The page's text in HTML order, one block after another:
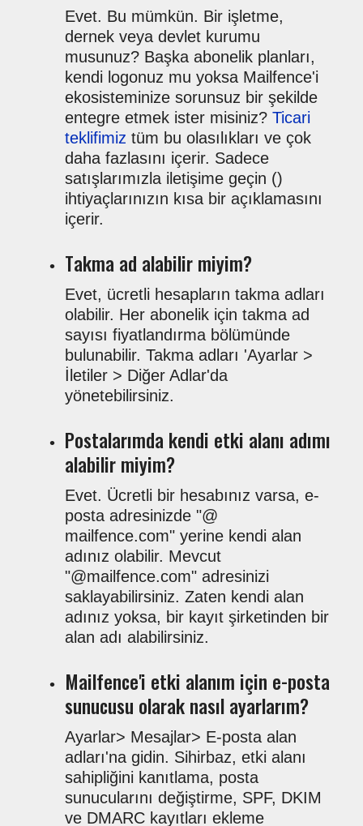
Evet. Bu mümkün. Bir işletme,
dernek veya devlet kurumu
musunuz? Başka abonelik planları,
kendi logonuz mu yoksa Mailfence'i
ekosisteminize sorunsuz bir şekilde
entegre etmek ister misiniz? Ticari
teklifimiz tüm bu olasılıkları ve çok
daha fazlasını içerir. Sadece
satışlarımızla iletişime geçin ()
ihtiyaçlarınızın kısa bir açıklamasını
içerir.
Takma ad alabilir miyim?
Evet, ücretli hesapların takma adları
olabilir. Her abonelik için takma ad
sayısı fiyatlandırma bölümünde
bulunabilir. Takma adları 'Ayarlar >
İletiler > Diğer Adlar'da
yönetebilirsiniz.
Postalarımda kendi etki alanı adımı
alabilir miyim?
Evet. Ücretli bir hesabınız varsa, e-
posta adresinizde "@
mailfence.com" yerine kendi alan
adınız olabilir. Mevcut
"@mailfence.com" adresinizi
saklayabilirsiniz. Zaten kendi alan
adınız yoksa, bir kayıt şirketinden bir
alan adı alabilirsiniz.
Mailfence'i etki alanım için e-posta
sunucusu olarak nasıl ayarlarım?
Ayarlar> Mesajlar> E-posta alan
adları'na gidin. Sihirbaz, etki alanı
sahipliğini kanıtlama, posta
sunucularını değiştirme, SPF, DKIM
ve DMARC kayıtları ekleme